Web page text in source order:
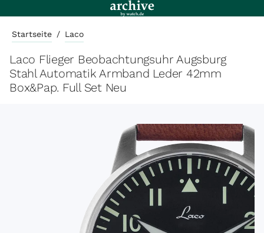
Startseite / Laco
Laco Flieger Beobachtungsuhr Augsburg
Stahl Automatik Armband Leder 42mm
Box&Pap. Full Set Neu